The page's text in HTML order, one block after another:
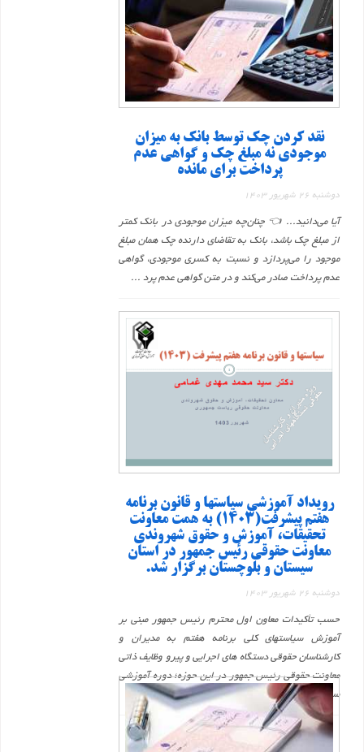
نقد کردن چک توسط بانک به میزان
موجودی نه مبلغ چک و گواهی عدم
پرداخت برای مانده
دوشنبه 26 شهریور 1403
آیا می‌دانید... 👈 چنان‌چه میزان موجودی در بانک کمتر
از مبلغ چک باشد، بانک به تقاضای دارنده چک همان مبلغ
موجود را می‌پردازد و نسبت به کسری موجودی، گواهی
عدم پرداخت صادر می‌کند و در متن گواهی عدم پرد ...
رویداد آموزشی سیاستها و قانون برنامه
هفتم پیشرفت(1403) به همت معاونت
تحقیقات، آموزش و حقوق شهروندی
معاونت حقوقی رئیس جمهور در استان
سیستان و بلوچستان برگزار شد.
دوشنبه 26 شهریور 1403
حسب تأکیدات معاون اول محترم رئیس جمهور مبنی بر
آموزش سیاستهای کلی برنامه هفتم به مدیران و
کارشناسان حقوقی دستگاه های اجرایی و پیرو وظایف ذاتی
معاونت حقوقی رئیس جمهور در این حوزه؛ دوره آموزشی
سیاستها ...